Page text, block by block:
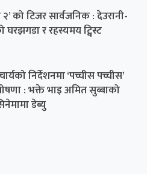
२’ को टिजर सार्वजनिक : देउरानी-
घरझगडा र रहस्यमय ट्विस्ट
निर्देशनमा ‘पच्चीस पच्चीस’
: भक्ते भाइ अमित सुब्बाको
डेब्यु